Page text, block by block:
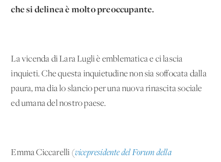
che si delinea è molto preoccupante.
La vicenda di Lara Lugli è emblematica e ci lascia
inquieti. Che questa inquietudine non sia soffocata dalla
paura, ma dia lo slancio per una nuova rinascita sociale
ed umana del nostro paese.
Emma Ciccarelli (vicepresidente del Forum della